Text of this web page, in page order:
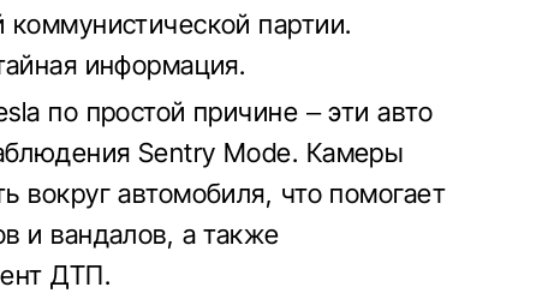
партии.
информация.
по простой причине – эти авто
Sentry Mode. Камеры
вокруг автомобиля, что помогает
и вандалов, а также
ДТП.